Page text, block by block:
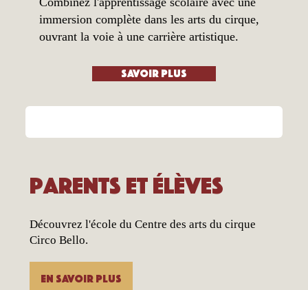
immersion complète dans les arts du cirque,
ouvrant la voie à une carrière artistique.
Savoir plus
Parents et élèves
Découvrez l'école du Centre des arts du cirque
Circo Bello.
En savoir plus